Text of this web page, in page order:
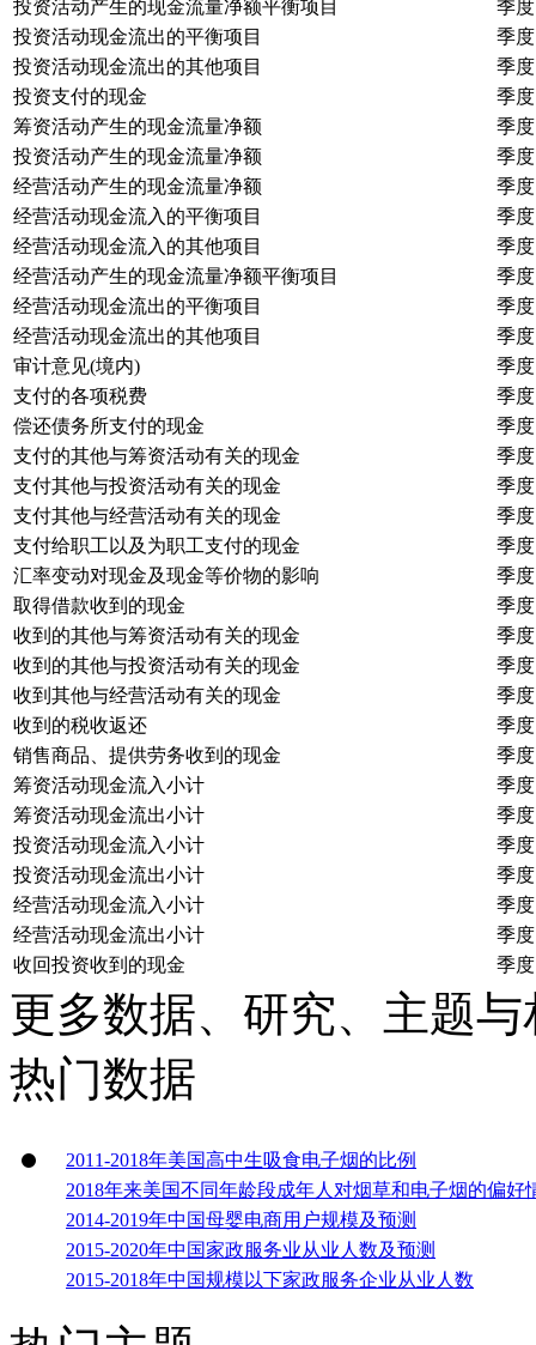
投资活动产生的现金流量净额平衡项目
季度
投资活动现金流出的平衡项目
季度
投资活动现金流出的其他项目
季度
投资支付的现金
季度
筹资活动产生的现金流量净额
季度
投资活动产生的现金流量净额
季度
经营活动产生的现金流量净额
季度
经营活动现金流入的平衡项目
季度
经营活动现金流入的其他项目
季度
经营活动产生的现金流量净额平衡项目
季度
经营活动现金流出的平衡项目
季度
经营活动现金流出的其他项目
季度
审计意见(境内)
季度
支付的各项税费
季度
偿还债务所支付的现金
季度
支付的其他与筹资活动有关的现金
季度
支付其他与投资活动有关的现金
季度
支付其他与经营活动有关的现金
季度
支付给职工以及为职工支付的现金
季度
汇率变动对现金及现金等价物的影响
季度
取得借款收到的现金
季度
收到的其他与筹资活动有关的现金
季度
收到的其他与投资活动有关的现金
季度
收到其他与经营活动有关的现金
季度
收到的税收返还
季度
销售商品、提供劳务收到的现金
季度
筹资活动现金流入小计
季度
筹资活动现金流出小计
季度
投资活动现金流入小计
季度
投资活动现金流出小计
季度
经营活动现金流入小计
季度
经营活动现金流出小计
季度
收回投资收到的现金
季度
更多数据、研究、主题
热门数据
2011-2018年美国高中生吸食电子烟的比例
2018年来美国不同年龄段成年人对烟草和电子烟的偏好
2014-2019年中国母婴电商用户规模及预测
2015-2020年中国家政服务业从业人数及预测
2015-2018年中国规模以下家政服务企业从业人数